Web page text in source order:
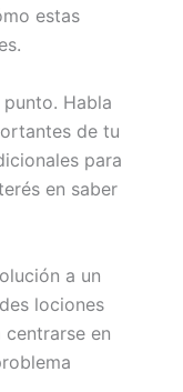
estas
Habla
de tu
para
en saber
a un
lociones
en